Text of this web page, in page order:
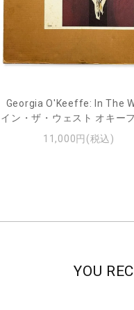
Georgia O'Keeffe: In The
イン・ザ・ウェスト オキー
11,000円(税込)
YOU